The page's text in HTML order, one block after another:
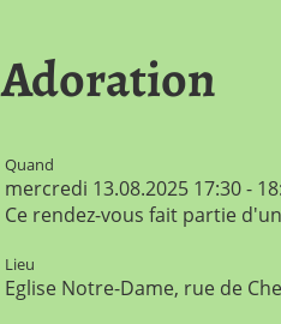
Adoration
Quand
mercredi 13.08.2025 17:30 -
Ce rendez-vous fait partie
Lieu
Eglise Notre-Dame, rue de